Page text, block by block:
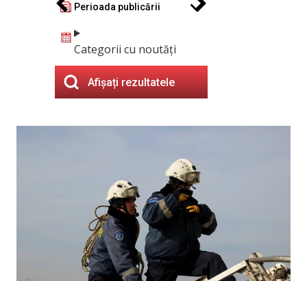
Perioada publicării
Categorii cu noutăți
Afișați rezultatele